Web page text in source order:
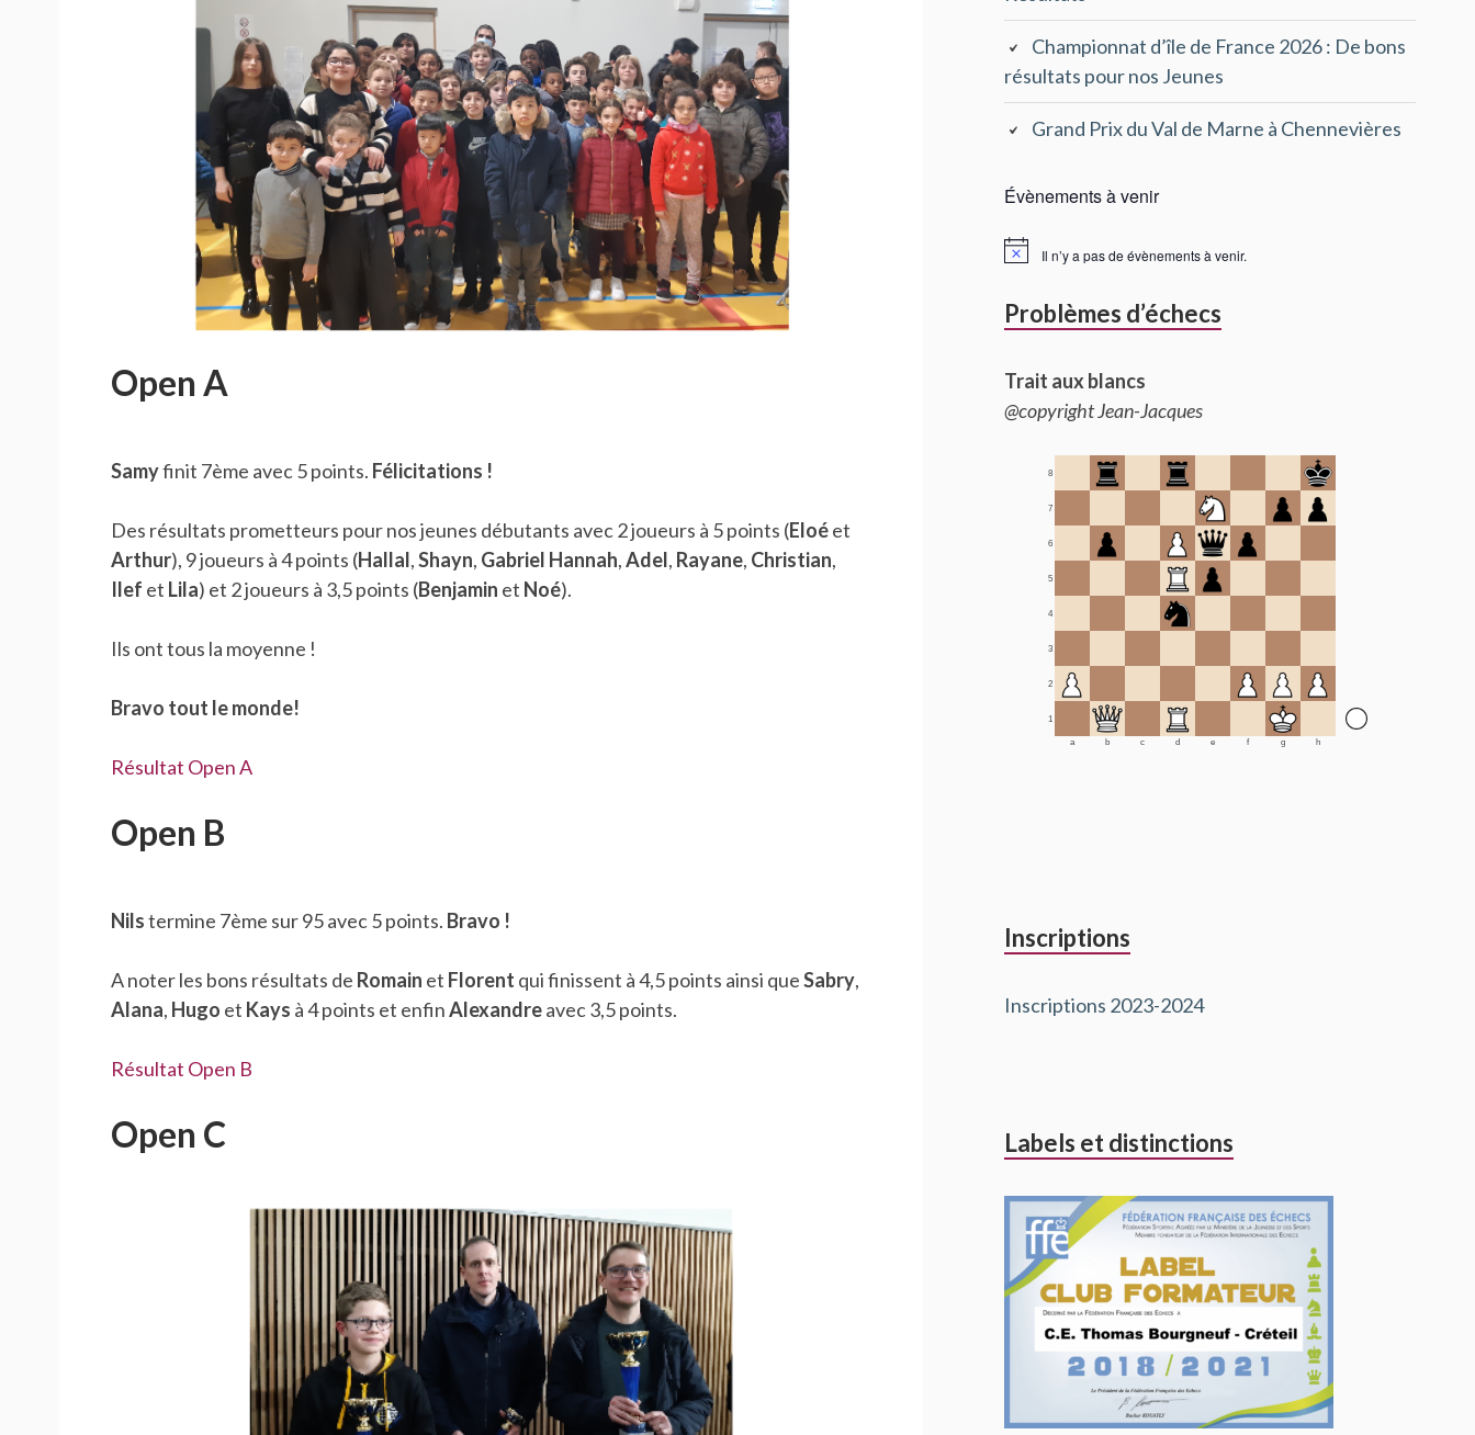
Open A
Samyfinit 7ème avec 5 points. Félicitations !
Des résultats prometteurs pour nos jeunes débutants avec 2 joueurs à 5 points (Eloéet
Arthur), 9 joueurs à 4 points (Hallal,Shayn, Gabriel Hannah,Adel, Rayane, Christian,
Ilef et Lila) et 2 joueurs à 3,5 points (Benjamin et Noé).
Ils ont tous la moyenne !
Bravo tout le monde!
Résultat Open A
Open B
Nilstermine 7ème sur 95 avec 5 points. Bravo !
A noter les bons résultats de Romain et Florent qui finissent à 4,5 points ainsi queSabry,
Alana, Hugo et Kays à 4 points et enfinAlexandreavec 3,5 points.
Résultat Open B
Open C
Championnat d’île de France 2026 : De bons
résultats pour nos Jeunes
Grand Prix du Val de Marne à Chennevières
Évènements à venir
Il n’y a pas de évènements à venir.
Problèmes d’échecs
Trait aux blancs
@copyright Jean-Jacques
1
2
3
4
5
6
7
8
a b c d e f g h
Inscriptions
Inscriptions 2023-2024
Labels et distinctions